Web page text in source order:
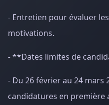
- Entretien pour évaluer
motivations.
- **Dates limites de
- Du 26 février au 24 mars
candidatures en première